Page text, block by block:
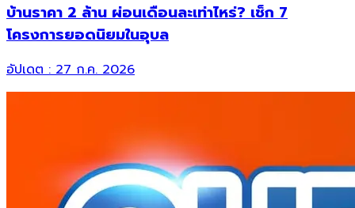
บ้านราคา 2 ล้าน ผ่อนเดือนละเท่าไหร่? เช็ก 7
โครงการยอดนิยมในอุบล
อัปเดต :27 ก.ค. 2026